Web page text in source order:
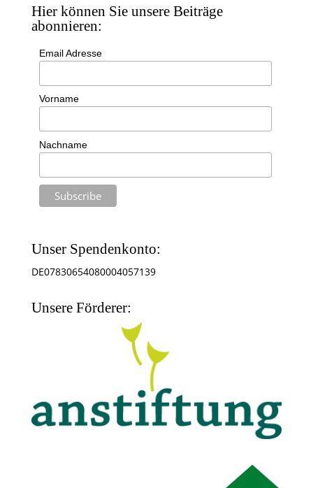
Hier können Sie unsere Beiträge
abonnieren:
Email Adresse
Vorname
Nachname
Unser Spendenkonto:
DE07830654080004057139
Unsere Förderer: